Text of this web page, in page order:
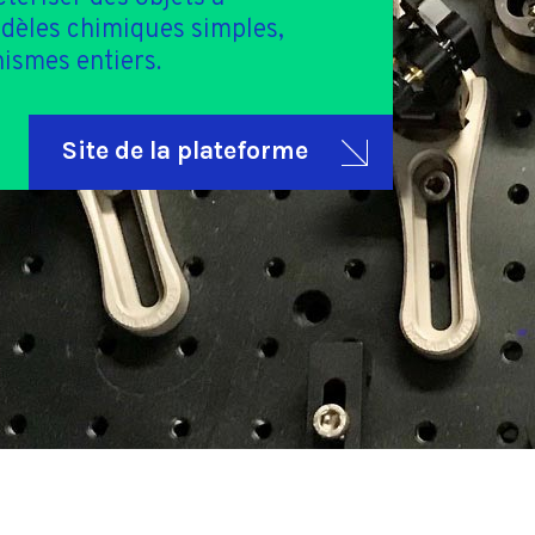
chimiques simples,
entiers.
Site de la plateforme